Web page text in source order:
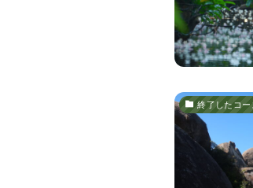
終了したコー